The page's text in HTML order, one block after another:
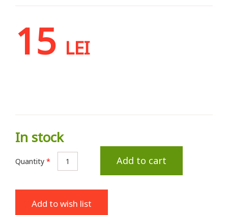
15 LEI
In stock
Quantity * Add to cart
Add to wish list